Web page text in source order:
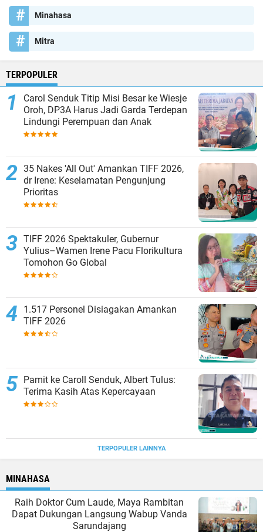
Minahasa
Mitra
TERPOPULER
Carol Senduk Titip Misi Besar ke Wiesje
Oroh, DP3A Harus Jadi Garda Terdepan
Lindungi Perempuan dan Anak
35 Nakes 'All Out' Amankan TIFF 2026,
dr Irene: Keselamatan Pengunjung
Prioritas
TIFF 2026 Spektakuler, Gubernur
Yulius–Wamen Irene Pacu Florikultura
Tomohon Go Global
1.517 Personel Disiagakan Amankan
TIFF 2026
Pamit ke Caroll Senduk, Albert Tulus:
Terima Kasih Atas Kepercayaan
TERPOPULER LAINNYA
MINAHASA
Raih Doktor Cum Laude, Maya Rambitan
Dapat Dukungan Langsung Wabup Vanda
Sarundajang